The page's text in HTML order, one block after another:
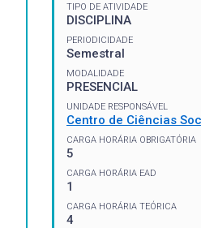
TIPO DE ATIVIDADE
DISCIPLINA
PERIODICIDADE
Semestral
MODALIDADE
PRESENCIAL
UNIDADE RESPONSÁVEL
Centro de Ciências
CARGA HORÁRIA OBRIGATÓRIA
5
CARGA HORÁRIA EAD
1
CARGA HORÁRIA TEÓRICA
4